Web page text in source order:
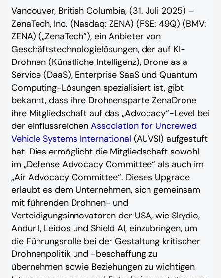
Vancouver, British Columbia, (31. Juli 2025) –
ZenaTech, Inc. (Nasdaq: ZENA) (FSE: 49Q) (BMV:
ZENA) („ZenaTech“), ein Anbieter von
Geschäftstechnologielösungen, der auf KI-
Drohnen (Künstliche Intelligenz), Drone as a
Service (DaaS), Enterprise SaaS und Quantum
Computing-Lösungen spezialisiert ist, gibt
bekannt, dass ihre Drohnensparte ZenaDrone
ihre Mitgliedschaft auf das „Advocacy“-Level bei
der einflussreichen Association for Uncrewed
Vehicle Systems International (AUVSI) aufgestuft
hat. Dies ermöglicht die Mitgliedschaft sowohl
im „Defense Advocacy Committee“ als auch im
„Air Advocacy Committee“. Dieses Upgrade
erlaubt es dem Unternehmen, sich gemeinsam
mit führenden Drohnen- und
Verteidigungsinnovatoren der USA, wie Skydio,
Anduril, Leidos und Shield AI, einzubringen, um
die Führungsrolle bei der Gestaltung kritischer
Drohnenpolitik und -beschaffung zu
übernehmen sowie Beziehungen zu wichtigen